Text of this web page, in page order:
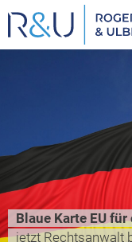
Zum
Inhalt
springen
Blaue Karte EU
jetzt Rechtsanwalt